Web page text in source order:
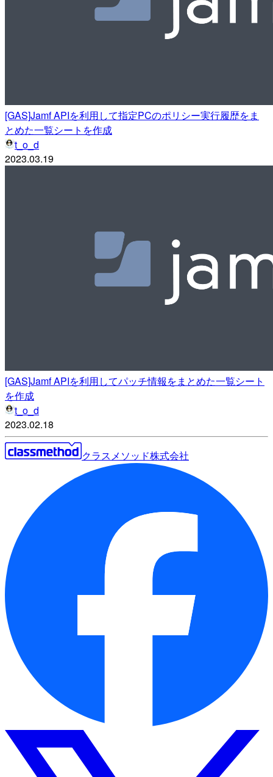
[GAS]Jamf APIを利用して指定PCのポリシー実行履歴をま
とめた一覧シートを作成
t_o_d
2023.03.19
[GAS]Jamf APIを利用してパッチ情報をまとめた一覧シート
を作成
t_o_d
2023.02.18
クラスメソッド株式会社